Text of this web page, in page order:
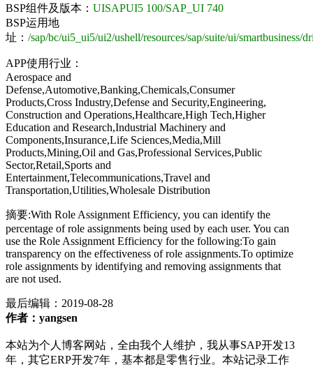
BSP组件及版本： UISAPUI5 100/SAP_UI 740
BSP运用地
址： /sap/bc/ui5_ui5/ui2/ushell/resources/sap/suite/ui/smartbusiness/
APP使用行业：
Aerospace and
Defense,Automotive,Banking,Chemicals,Consumer
Products,Cross Industry,Defense and Security,Engineering,
Construction and Operations,Healthcare,High Tech,Higher
Education and Research,Industrial Machinery and
Components,Insurance,Life Sciences,Media,Mill
Products,Mining,Oil and Gas,Professional Services,Public
Sector,Retail,Sports and
Entertainment,Telecommunications,Travel and
Transportation,Utilities,Wholesale Distribution
摘要:With Role Assignment Efficiency, you can identify the
percentage of role assignments being used by each user. You can
use the Role Assignment Efficiency for the following:To gain
transparency on the effectiveness of role assignments.To optimize
role assignments by identifying and removing assignments that
are not used.
最后编辑： 2019-08-28
作者：yangsen
本站为个人博客网站，全由我个人维护，我从事SAP开发13
年，其它ERP开发7年，基本都是零售行业。本站记录工作